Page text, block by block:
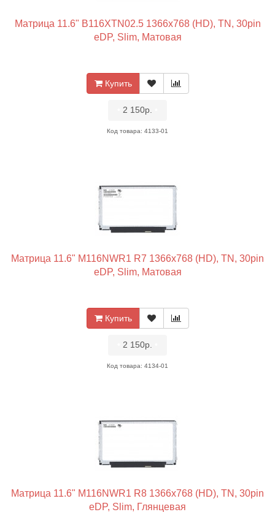
Матрица 11.6" B116XTN02.5 1366x768 (HD), TN, 30pin
eDP, Slim, Матовая
Купить
2 150р.
Код товара: 4133-01
Матрица 11.6" M116NWR1 R7 1366x768 (HD), TN, 30pin
eDP, Slim, Матовая
Купить
2 150р.
Код товара: 4134-01
Матрица 11.6" M116NWR1 R8 1366x768 (HD), TN, 30pin
eDP, Slim, Глянцевая